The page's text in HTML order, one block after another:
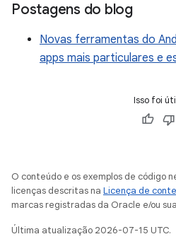
Postagens do blog
Novas ferramentas do
apps mais particulares e
Isso foi
O conteúdo e os exemplos de código
licenças descritas na Licença de
marcas registradas da Oracle e/ou
Última atualização 2026-07-15 UTC.